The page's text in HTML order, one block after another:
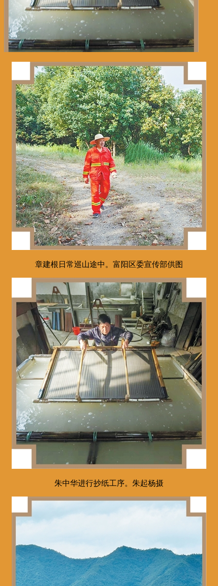
章建根日常巡山途中。富阳区委宣传部供图
朱中华进行抄纸工序。朱起杨摄